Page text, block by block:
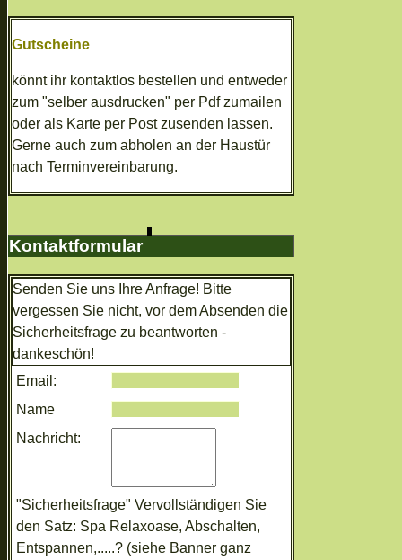
Gutscheine
könnt ihr kontaktlos bestellen und entweder
zum "selber ausdrucken" per Pdf zumailen
oder als Karte per Post zusenden lassen.
Gerne auch zum abholen an der Haustür
nach Terminvereinbarung.
Kontaktformular
Senden Sie uns Ihre Anfrage! Bitte
vergessen Sie nicht, vor dem Absenden die
Sicherheitsfrage zu beantworten -
dankeschön!
Email:
Name
Nachricht:
"Sicherheitsfrage" Vervollständigen Sie
den Satz: Spa Relaxoase, Abschalten,
Entspannen,.....? (siehe Banner ganz